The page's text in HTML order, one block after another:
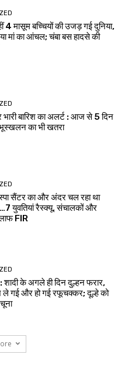
4 मासूम बच्चियों की उजड़ गई दुनिया,
मां का आंचल; चंबा बस हादसे की
भारी बारिश का अलर्ट : आज से 5 दिन
का भी खतरा
सैंटर का और अंदर चल रहा था
युवतियां रैस्क्यू, संचालकों और
FIR
के अगले ही दिन दुल्हन फरार,
ले गई और हो गई रफूचक्कर; दूल्हे को